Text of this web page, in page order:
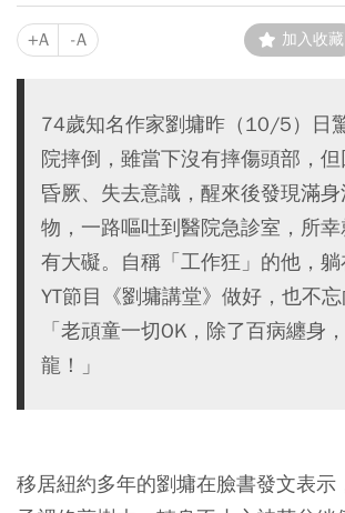
+A -A 加入收藏
74歲知名作家劉墉昨（10/5）日
院摔倒，雖當下沒有摔傷頭部，
昏厥、失去意識，醒來後發現滿
物，一路嘔吐到醫院急診室，所
有大礙。自稱「工作狂」的他，
YT節目《劉墉講堂》做好，也不忘
「老頑童一切OK，除了百病纏身
龍！」
移居紐約多年的劉墉在臉書發文表示